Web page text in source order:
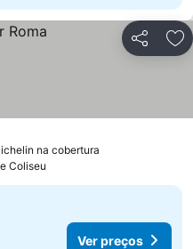
Partilhar
na cobertura
Coliseu
Ver preços